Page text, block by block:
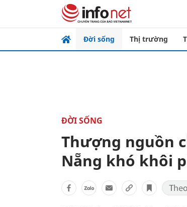
Đời sống Thị trường
ĐỜI SỐNG
Thượng nguồn
Nẵng khó khôi